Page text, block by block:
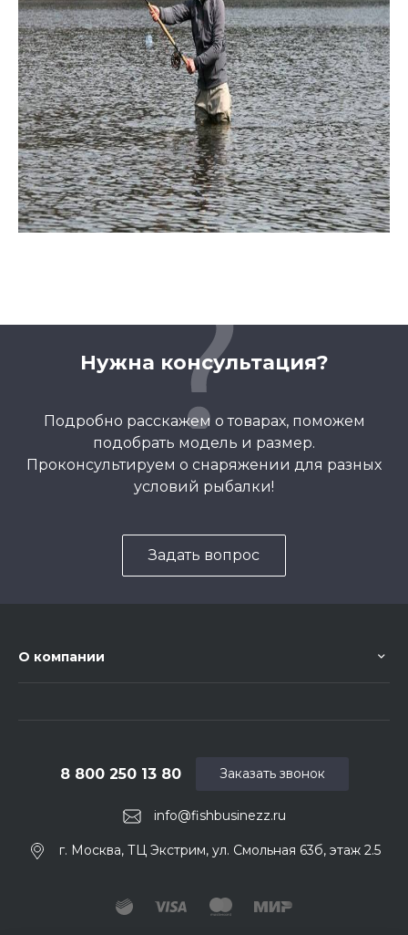
Нужна консультация?
Подробно расскажем о товарах, поможем
подобрать модель и размер.
Проконсультируем о снаряжении для разных
условий рыбалки!
Задать вопрос
О компании
info@fishbusinezz.ru
8 800 250 13 80
г. Москва, ТЦ Экстрим, ул. Смольная 63б, этаж 2.5
Заказать звонок